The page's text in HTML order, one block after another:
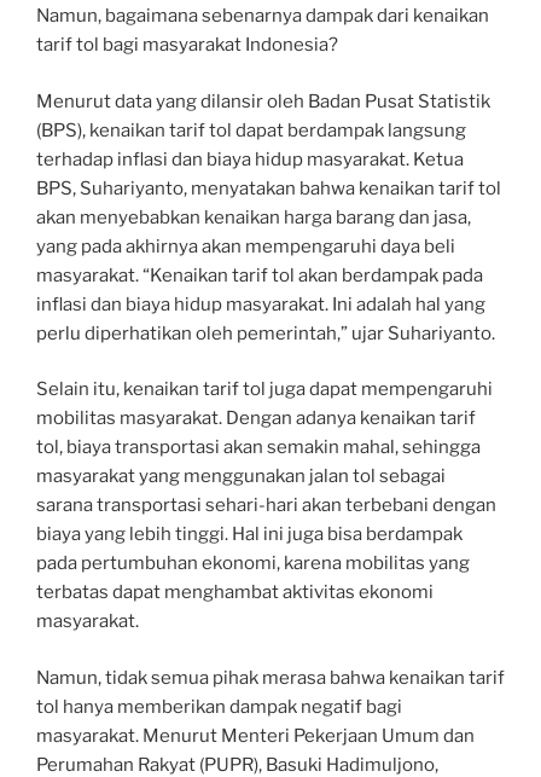
Namun, bagaimana sebenarnya dampak dari kenaikan
tarif tol bagi masyarakat Indonesia?
Menurut data yang dilansir oleh Badan Pusat Statistik
(BPS), kenaikan tarif tol dapat berdampak langsung
terhadap inflasi dan biaya hidup masyarakat. Ketua
BPS, Suhariyanto, menyatakan bahwa kenaikan tarif tol
akan menyebabkan kenaikan harga barang dan jasa,
yang pada akhirnya akan mempengaruhi daya beli
masyarakat. “Kenaikan tarif tol akan berdampak pada
inflasi dan biaya hidup masyarakat. Ini adalah hal yang
perlu diperhatikan oleh pemerintah,” ujar Suhariyanto.
Selain itu, kenaikan tarif tol juga dapat mempengaruhi
mobilitas masyarakat. Dengan adanya kenaikan tarif
tol, biaya transportasi akan semakin mahal, sehingga
masyarakat yang menggunakan jalan tol sebagai
sarana transportasi sehari-hari akan terbebani dengan
biaya yang lebih tinggi. Hal ini juga bisa berdampak
pada pertumbuhan ekonomi, karena mobilitas yang
terbatas dapat menghambat aktivitas ekonomi
masyarakat.
Namun, tidak semua pihak merasa bahwa kenaikan tarif
tol hanya memberikan dampak negatif bagi
masyarakat. Menurut Menteri Pekerjaan Umum dan
Perumahan Rakyat (PUPR), Basuki Hadimuljono,